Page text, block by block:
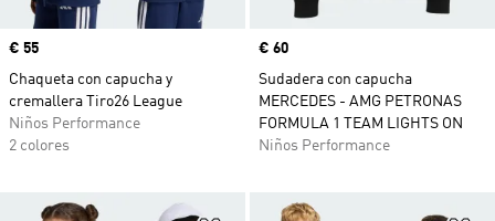
Precio
€ 55
Chaqueta con capucha y
cremallera Tiro26 League
Niños Performance
2 colores
Precio
€ 60
Sudadera con capucha
MERCEDES - AMG PETRONAS
FORMULA 1 TEAM LIGHTS ON
Niños Performance